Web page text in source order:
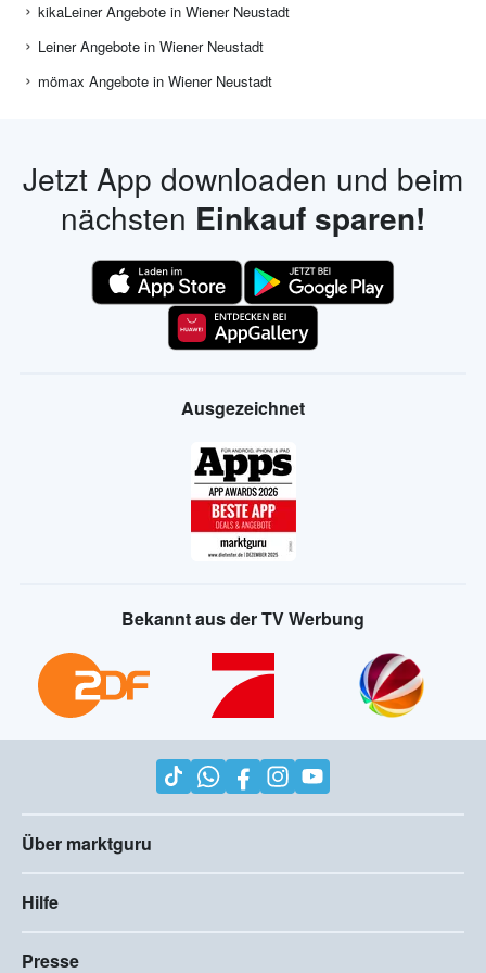
kikaLeiner Angebote in Wiener Neustadt
Leiner Angebote in Wiener Neustadt
mömax Angebote in Wiener Neustadt
Jetzt App downloaden und beim
nächsten Einkauf sparen!
Ausgezeichnet
Bekannt aus der TV Werbung
Über marktguru
Hilfe
Presse